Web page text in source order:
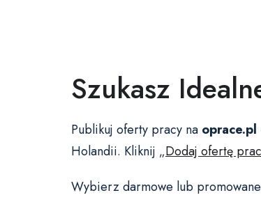
Szukasz
Publikuj oferty pracy na oprace.pl
Holandii. Kliknij „Dodaj ofertę
Wybierz darmowe lub